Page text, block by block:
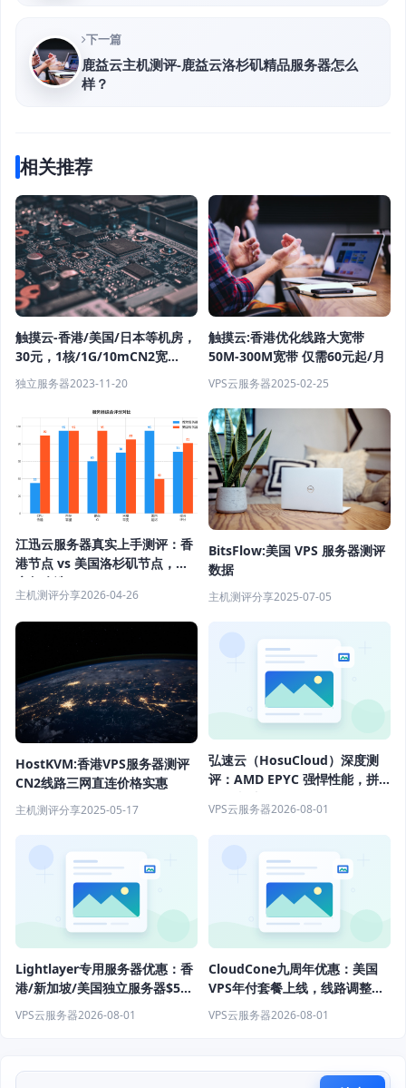
下一篇
鹿益云主机测评-鹿益云洛杉矶精品服务器怎么
样？
相关推荐
触摸云-香港/美国/日本等机房，
30元，1核/1G/10mCN2宽
带/200G流量
独立服务器2023-11-20
触摸云:香港优化线路大宽带
50M-300M宽带 仅需60元起/月
VPS云服务器2025-02-25
江迅云服务器真实上手测评：香
港节点 vs 美国洛杉矶节点，到
底怎么选？
主机测评分享2026-04-26
BitsFlow:美国 VPS 服务器测评
数据
主机测评分享2025-07-05
HostKVM:香港VPS服务器测评
CN2线路三网直连价格实惠
主机测评分享2025-05-17
弘速云（HosuCloud）深度测
评：AMD EPYC 强悍性能，拼
VPS云服务器2026-08-01
Lightlayer专用服务器优惠：香
港/新加坡/美国独立服务器$57/
月起
VPS云服务器2026-08-01
CloudCone九周年优惠：美国
VPS年付套餐上线，线路调整后
性能升级
VPS云服务器2026-08-01